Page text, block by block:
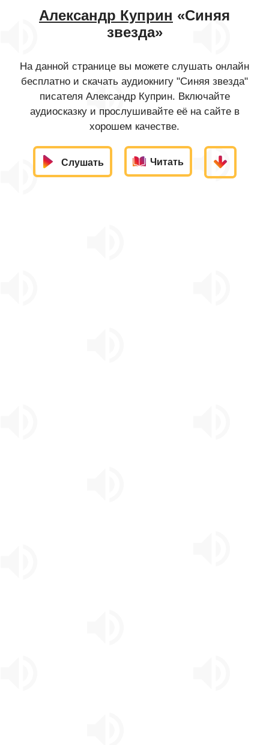
Александр Куприн «Синяя
звезда»
На данной странице вы можете слушать онлайн
бесплатно и скачать аудиокнигу "Синяя звезда"
писателя Александр Куприн. Включайте
аудиосказку и прослушивайте её на сайте в
хорошем качестве.
Слушать Читать